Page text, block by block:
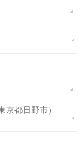
都日野市）